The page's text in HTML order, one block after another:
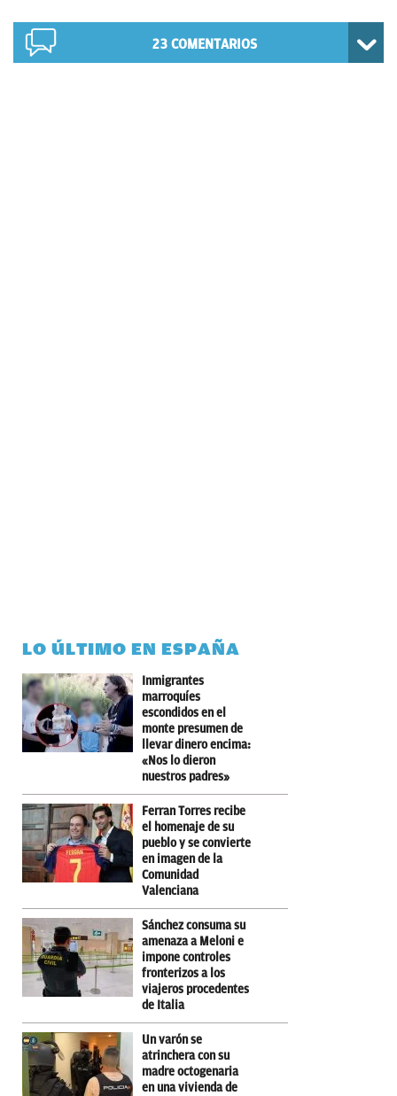
23 COMENTARIOS
LO ÚLTIMO EN ESPAÑA
Inmigrantes
marroquíes
escondidos en el
monte presumen de
llevar dinero encima:
«Nos lo dieron
nuestros padres»
Ferran Torres recibe
el homenaje de su
pueblo y se convierte
en imagen de la
Comunidad
Valenciana
Sánchez consuma su
amenaza a Meloni e
impone controles
fronterizos a los
viajeros procedentes
de Italia
Un varón se
atrinchera con su
madre octogenaria
en una vivienda de